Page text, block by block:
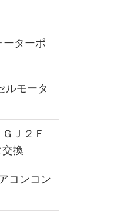
ターポ
モータ
Ｊ２Ｆ
換
コンコン